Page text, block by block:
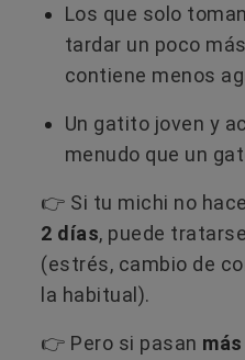
Los que solo toman
tardar un poco
contiene menos
Un gatito joven y
menudo que un
👉 Si tu michi no
2 días, puede
(estrés, cambio de
la habitual).
👉 Pero si pasan